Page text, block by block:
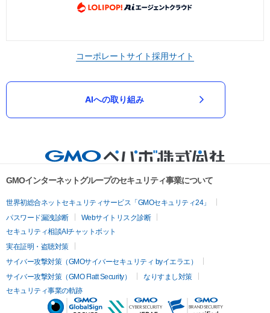
コーポレートサイト採用サイト
AIへの取り組み
GMOインターネットグループのセキュリティ事業について
世界初総合ネットセキュリティサービス「GMOセキュリティ24」
パスワード漏洩診断
Webサイトリスク診断
セキュリティ相談AIチャットボット
実在証明・盗聴対策
サイバー攻撃対策（GMOサイバーセキュリティ byイエラエ）
サイバー攻撃対策（GMO Flatt Security）
なりすまし対策
セキュリティ事業の軌跡